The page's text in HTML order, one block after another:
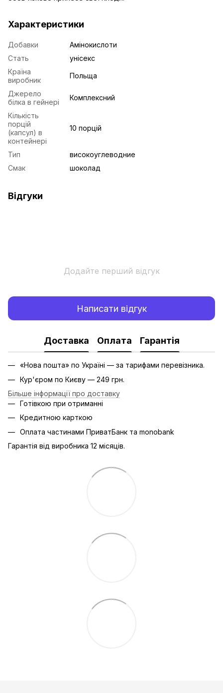
Характеристики
Добавки
Амінокислоти
Стать
унісекс
Країна
виробник
Польща
Джерело
білка в гейнері
Комплексний
Кількість
порцій
(капсул) в
контейнері
10 порцій
Тип
високоуглеводние
Смак
шоколад
Відгуки
Додайте перший відгук
Написати відгук
Доставка Оплата Гарантія
«Нова пошта» по Україні — за тарифами перевізника.
Кур'єром по Києву — 249 грн.
Більше інформації про доставку
Готівкою при отриманні
Кредитною карткою
Оплата частинами ПриватБанк та monobank
Гарантія від виробника 12 місяців.